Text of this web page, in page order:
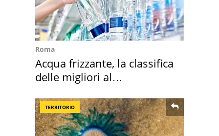
Roma
Acqua frizzante, la classifica
delle migliori al
TERRITORIO